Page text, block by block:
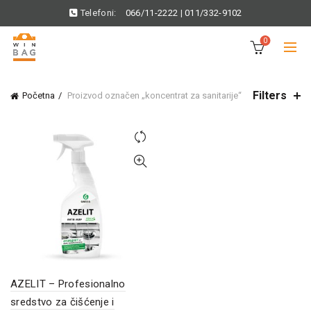
Telefoni: 066/11-2222 |011/332-9102
0
Početna Proizvod označen „koncentrat za sanitarije“ Filters
AZELIT – Profesionalno
sredstvo za čišćenje i